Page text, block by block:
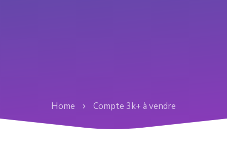
Home Compte 3k+ à vendre